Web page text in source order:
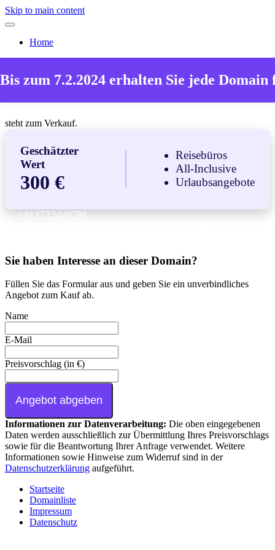
Skip to main content
Home
Bis zum 7.2.2024 erhalten Sie jede
allinclusive-kanaren.de
steht zum Verkauf.
Geschätzter
Wert
300 €
Reisebüros
All-Inclusive
Urlaubsangebote
+49 173 5446788
Sie haben Interesse an dieser Domain?
Füllen Sie das Formular aus und geben Sie ein unverbindliches
Angebot zum Kauf ab.
Name
E-Mail
Preisvorschlag (in €)
Angebot abgeben
Informationen zur Datenverarbeitung: Die oben eingegebenen
Daten werden ausschließlich zur Übermittlung Ihres Preisvorschlags
sowie für die Beantwortung Ihrer Anfrage verwendet. Weitere
Informationen sowie Hinweise zum Widerruf sind in der
Datenschutzerklärung aufgeführt.
Startseite
Domainliste
Impressum
Datenschutz